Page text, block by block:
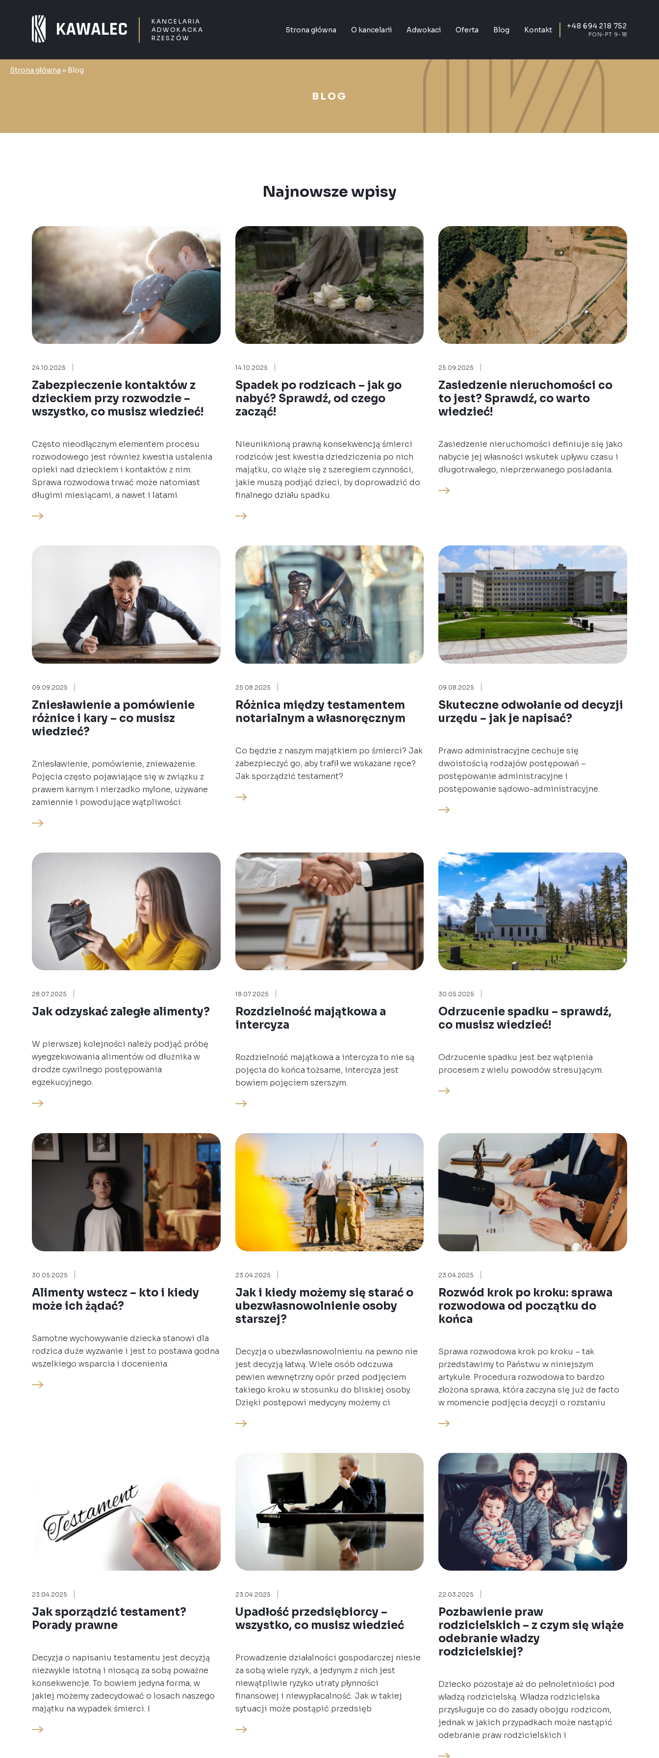
KANCELARIA
ADWOKACKA
RZESZÓW
Strona główna O kancelarii Adwokaci Oferta Blog Kontakt +48 694 218 752
PON-PT 9-18
Strona główna » Blog
BLOG
Najnowsze wpisy
24.10.2025
Zabezpieczenie kontaktów z
dzieckiem przy rozwodzie –
wszystko, co musisz wiedzieć!
Często nieodłącznym elementem procesu
rozwodowego jest również kwestia ustalenia
opieki nad dzieckiem i kontaktów z nim.
Sprawa rozwodowa trwać może natomiast
długimi miesiącami, a nawet i latami.
14.10.2025
Spadek po rodzicach – jak go
nabyć? Sprawdź, od czego
zacząć!
Nieuniknioną prawną konsekwencją śmierci
rodziców jest kwestia dziedziczenia po nich
majątku, co wiąże się z szeregiem czynności,
jakie muszą podjąć dzieci, by doprowadzić do
finalnego działu spadku.
25.09.2025
Zasiedzenie nieruchomości co
to jest? Sprawdź, co warto
wiedzieć!
Zasiedzenie nieruchomości definiuje się jako
nabycie jej własności wskutek upływu czasu i
długotrwałego, nieprzerwanego posiadania.
09.09.2025
Zniesławienie a pomówienie
różnice i kary – co musisz
wiedzieć?
Zniesławienie, pomówienie, znieważenie.
Pojęcia często pojawiające się w związku z
prawem karnym i nierzadko mylone, używane
zamiennie i powodujące wątpliwości.
25.08.2025
Różnica między testamentem
notarialnym a własnoręcznym
Co będzie z naszym majątkiem po śmierci? Jak
zabezpieczyć go, aby trafił we wskazane ręce?
Jak sporządzić testament?
09.08.2025
Skuteczne odwołanie od decyzji
urzędu – jak je napisać?
Prawo administracyjne cechuje się
dwoistością rodzajów postępowań –
postępowanie administracyjne i
postępowanie sądowo-administracyjne.
28.07.2025
Jak odzyskać zaległe alimenty?
W pierwszej kolejności należy podjąć próbę
wyegzekwowania alimentów od dłużnika w
drodze cywilnego postępowania
egzekucyjnego.
18.07.2025
Rozdzielność majątkowa a
intercyza
Rozdzielność majątkowa a intercyza to nie są
pojęcia do końca tożsame, intercyza jest
bowiem pojęciem szerszym.
30.05.2025
Odrzucenie spadku – sprawdź,
co musisz wiedzieć!
Odrzucenie spadku jest bez wątpienia
procesem z wielu powodów stresującym.
30.05.2025
Alimenty wstecz – kto i kiedy
może ich żądać?
Samotne wychowywanie dziecka stanowi dla
rodzica duże wyzwanie i jest to postawa godna
wszelkiego wsparcia i docenienia.
23.04.2025
Jak i kiedy możemy się starać o
ubezwłasnowolnienie osoby
starszej?
Decyzja o ubezwłasnowolnieniu na pewno nie
jest decyzją łatwą. Wiele osób odczuwa
pewien wewnętrzny opór przed podjęciem
takiego kroku w stosunku do bliskiej osoby.
Dzięki postępowi medycyny możemy ci
23.04.2025
Rozwód krok po kroku: sprawa
rozwodowa od początku do
końca
Sprawa rozwodowa krok po kroku – tak
przedstawimy to Państwu w niniejszym
artykule. Procedura rozwodowa to bardzo
złożona sprawa, która zaczyna się już de facto
w momencie podjęcia decyzji o rozstaniu
23.04.2025
Jak sporządzić testament?
Porady prawne
Decyzja o napisaniu testamentu jest decyzją
niezwykle istotną i niosącą za sobą poważne
konsekwencje. To bowiem jedyna forma, w
jakiej możemy zadecydować o losach naszego
majątku na wypadek śmierci. I
23.04.2025
Upadłość przedsiębiorcy –
wszystko, co musisz wiedzieć
Prowadzenie działalności gospodarczej niesie
za sobą wiele ryzyk, a jedynym z nich jest
niewątpliwie ryzyko utraty płynności
finansowej i niewypłacalność. Jak w takiej
sytuacji może postąpić przedsięb
22.03.2025
Pozbawienie praw
rodzicielskich – z czym się wiąże
odebranie władzy
rodzicielskiej?
Dziecko pozostaje aż do pełnoletniości pod
władzą rodzicielską. Władza rodzicielska
przysługuje co do zasady obojgu rodzicom,
jednak w jakich przypadkach może nastąpić
odebranie praw rodzicielskich i